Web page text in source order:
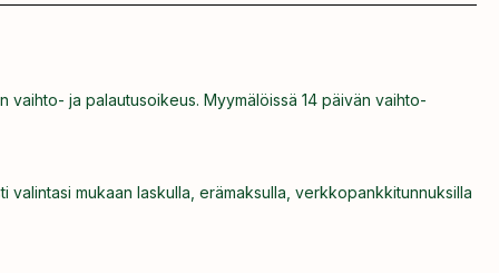
vaihto- ja palautusoikeus. Myymälöissä 14 päivän vaihto-
valintasi mukaan laskulla, erämaksulla, verkkopankkitunnuksilla